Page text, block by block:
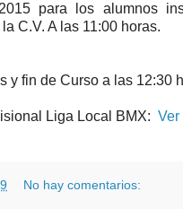
para los alumnos
C.V. A las 11:00 horas.
y fin de Curso a las 12:30
Liga Local BMX: Ver
No hay comentarios: